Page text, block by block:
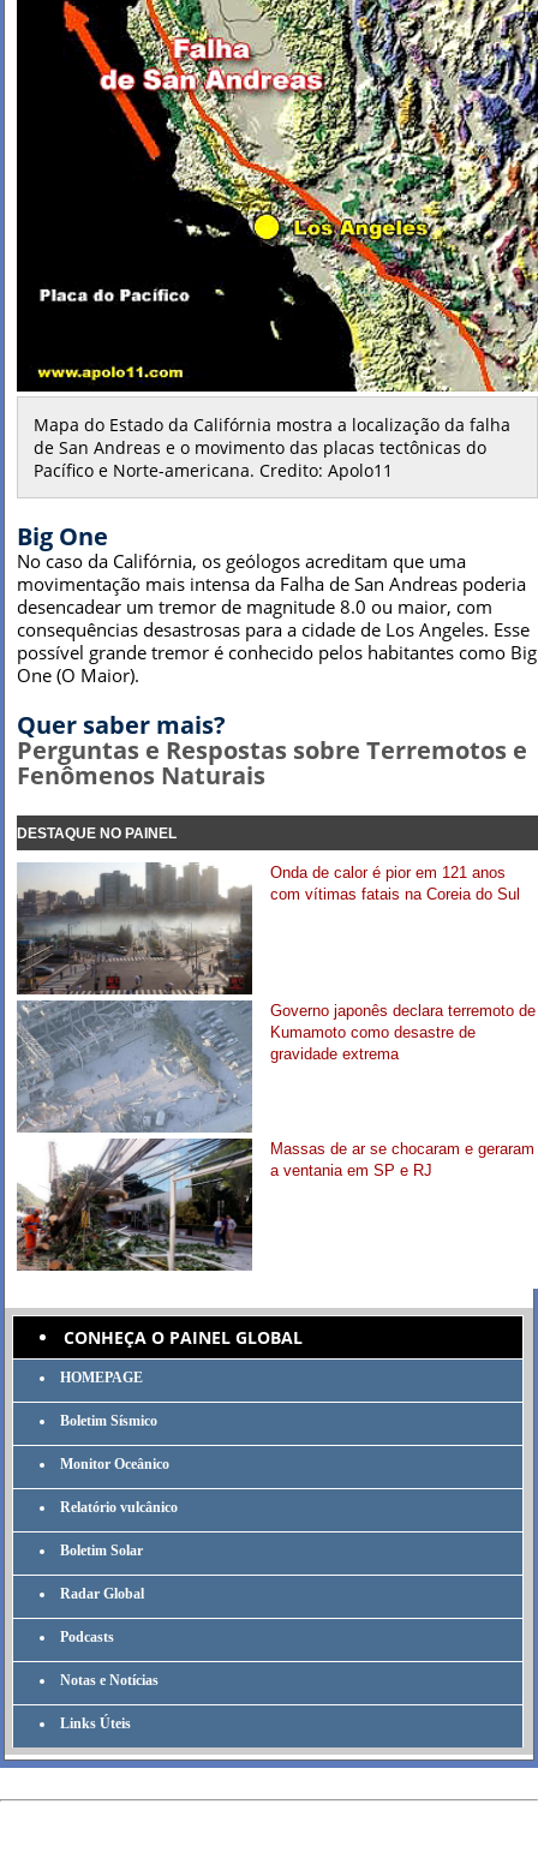
Mapa do Estado da Califórnia mostra a localização da falha
de San Andreas e o movimento das placas tectônicas do
Pacífico e Norte-americana. Credito: Apolo11
Big One
No caso da Califórnia, os geólogos acreditam que uma
movimentação mais intensa da Falha de San Andreas poderia
desencadear um tremor de magnitude 8.0 ou maior, com
consequências desastrosas para a cidade de Los Angeles. Esse
possível grande tremor é conhecido pelos habitantes como Big
One (O Maior).
Quer saber mais?
Perguntas e Respostas sobre Terremotos e
Fenômenos Naturais
DESTAQUE NO PAINEL
Onda de calor é pior em 121 anos
com vítimas fatais na Coreia do Sul
Governo japonês declara terremoto de
Kumamoto como desastre de
gravidade extrema
Massas de ar se chocaram e geraram
a ventania em SP e RJ
CONHEÇA O PAINEL GLOBAL
HOMEPAGE
Boletim Sísmico
Monitor Oceânico
Relatório vulcânico
Boletim Solar
Radar Global
Podcasts
Notas e Notícias
Links Úteis